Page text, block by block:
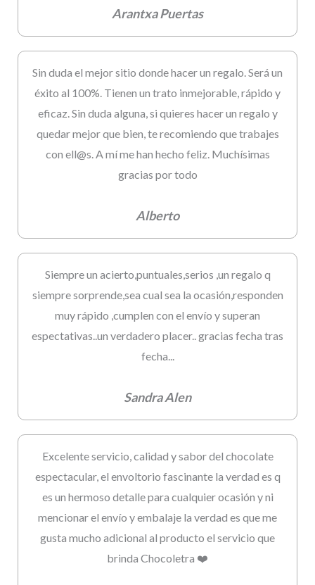
Arantxa Puertas
Sin duda el mejor sitio donde hacer un regalo. Será un
éxito al 100%. Tienen un trato inmejorable, rápido y
eficaz. Sin duda alguna, si quieres hacer un regalo y
quedar mejor que bien, te recomiendo que trabajes
con ell@s. A mí me han hecho feliz. Muchísimas
gracias por todo
Alberto
Siempre un acierto,puntuales,serios ,un regalo q
siempre sorprende,sea cual sea la ocasión,responden
muy rápido ,cumplen con el envío y superan
espectativas..un verdadero placer.. gracias fecha tras
fecha...
Sandra Alen
Excelente servicio, calidad y sabor del chocolate
espectacular, el envoltorio fascinante la verdad es q
es un hermoso detalle para cualquier ocasión y ni
mencionar el envío y embalaje la verdad es que me
gusta mucho adicional al producto el servicio que
brinda Chocoletra ❤️